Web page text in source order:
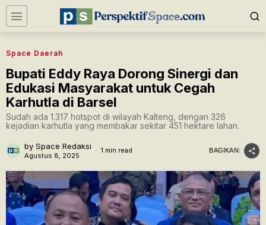
Space Daerah
Bupati Eddy Raya Dorong Sinergi dan
Edukasi Masyarakat untuk Cegah
Karhutla di Barsel
Sudah ada 1.317 hotspot di wilayah Kalteng, dengan 326
kejadian karhutla yang membakar sekitar 451 hektare lahan.
by Space Redaksi
Agustus 8, 2025
1 min read BAGIKAN: